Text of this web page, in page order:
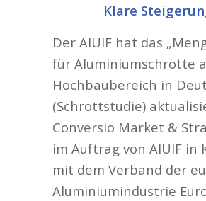
Klare
Der AIUIF hat das
für Aluminiumschrotte
Hochbaubereich in
(Schrottstudie)
Conversio Market &
im Auftrag von AIUIF in
mit dem Verband der
Aluminiumindustrie